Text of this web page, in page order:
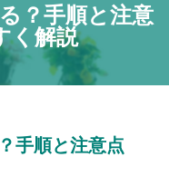
？手順と注意
く解説
手順と注意点